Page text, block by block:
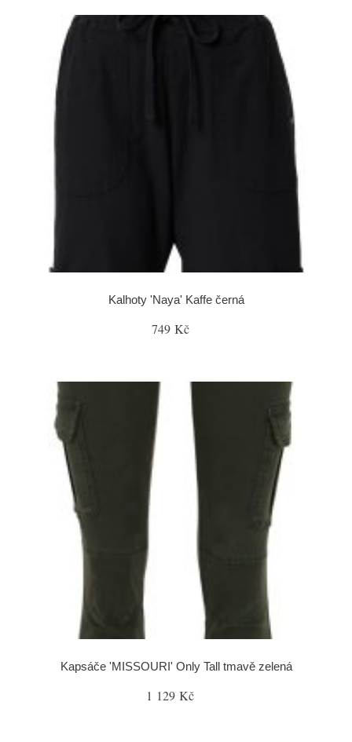
Kalhoty 'Naya' Kaffe černá
749 Kč
Kapsáče 'MISSOURI' Only Tall tmavě zelená
1 129 Kč